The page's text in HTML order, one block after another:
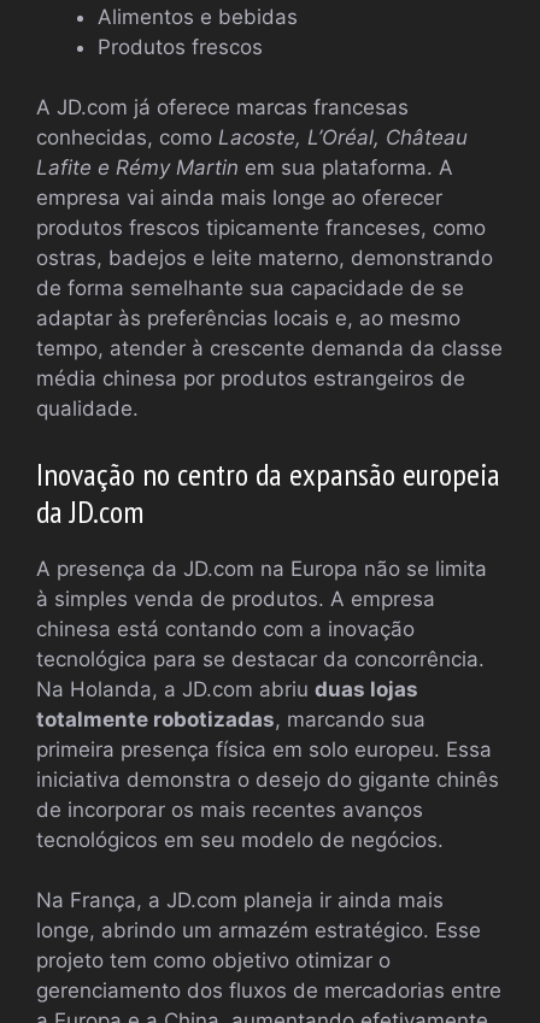
Alimentos e bebidas
Produtos frescos
A JD.com já oferece marcas francesas
conhecidas, como Lacoste, L’Oréal, Château
Lafite e Rémy Martin em sua plataforma. A
empresa vai ainda mais longe ao oferecer
produtos frescos tipicamente franceses, como
ostras, badejos e leite materno, demonstrando
de forma semelhante sua capacidade de se
adaptar às preferências locais e, ao mesmo
tempo, atender à crescente demanda da classe
média chinesa por produtos estrangeiros de
qualidade.
Inovação no centro da expansão europeia
da JD.com
A presença da JD.com na Europa não se limita
à simples venda de produtos. A empresa
chinesa está contando com a inovação
tecnológica para se destacar da concorrência.
Na Holanda, a JD.com abriu duas lojas
totalmente robotizadas, marcando sua
primeira presença física em solo europeu. Essa
iniciativa demonstra o desejo do gigante chinês
de incorporar os mais recentes avanços
tecnológicos em seu modelo de negócios.
Na França, a JD.com planeja ir ainda mais
longe, abrindo um armazém estratégico. Esse
projeto tem como objetivo otimizar o
gerenciamento dos fluxos de mercadorias entre